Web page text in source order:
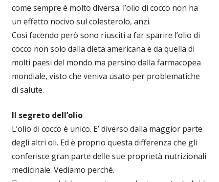
come sempre è molto diversa: l’olio di cocco non ha
un effetto nocivo sul colesterolo, anzi.
Così facendo però sono riusciti a far sparire l’olio di
cocco non solo dalla dieta americana e da quella di
molti paesi del mondo ma persino dalla farmacopea
mondiale, visto che veniva usato per problematiche
di salute.
Il segreto dell’olio
L’olio di cocco è unico. E’ diverso dalla maggior parte
degli altri oli. Ed è proprio questa differenza che gli
conferisce gran parte delle sue proprietà nutrizionali
medicinale. Vediamo perché.